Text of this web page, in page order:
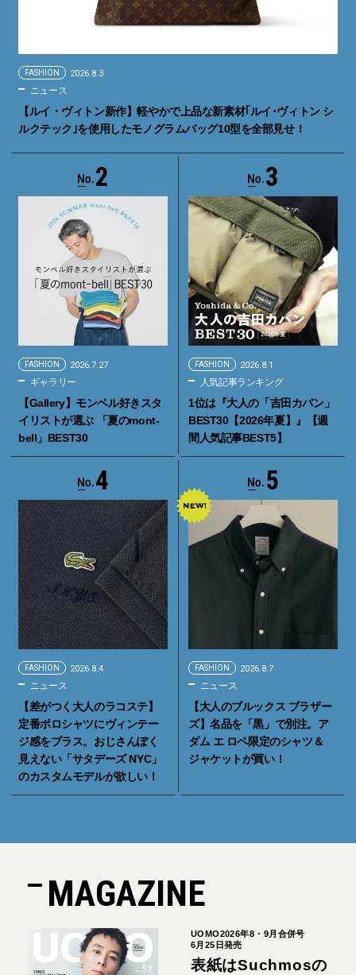
FASHION 2026.8.3
ニュース
【ルイ・ヴィトン新作】軽やかで上品な新素材｢ルイ･ヴィトン シ
ルクテック｣を使用したモノグラムバッグ10型を全部見せ！
2
FASHION 2026.7.27
ギャラリー
【Gallery】モンベル好きスタ
イリストが選ぶ 「夏のmont-
bell」BEST30
3
FASHION 2026.8.1
人気記事ランキング
1位は『大人の「吉田カバン」
BEST30【2026年夏】』【週
間人気記事BEST5】
4
FASHION 2026.8.4
ニュース
【差がつく大人のラコステ】
定番ポロシャツにヴィンテー
ジ感をプラス。おじさんぽく
見えない「サタデーズ NYC」
のカスタムモデルが欲しい！
5
FASHION 2026.8.7
ニュース
【大人のブルックス ブラザー
ズ】名品を「黒」で別注。ア
ダム エ ロペ限定のシャツ＆
ジャケットが買い！
MAGAZINE
UOMO2026年8・9月合併号
6月25日発売
表紙はSuchmosの